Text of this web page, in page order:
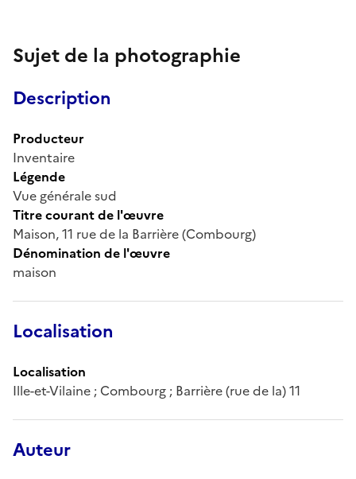
Sujet de la photographie
Description
Producteur
Inventaire
Légende
Vue générale sud
Titre courant de l'œuvre
Maison, 11 rue de la Barrière (Combourg)
Dénomination de l'œuvre
maison
Localisation
Localisation
Ille-et-Vilaine ; Combourg ; Barrière (rue de la) 11
Auteur